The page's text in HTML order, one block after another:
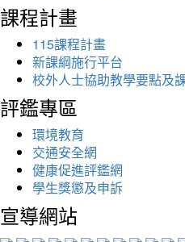
課程計畫
115課程計畫
新課綱施行平台
校外人士協助教學要點及
評鑑專區
環境教育
交通安全網
健康促進評鑑網
學生獎懲及申訴
宣導網站